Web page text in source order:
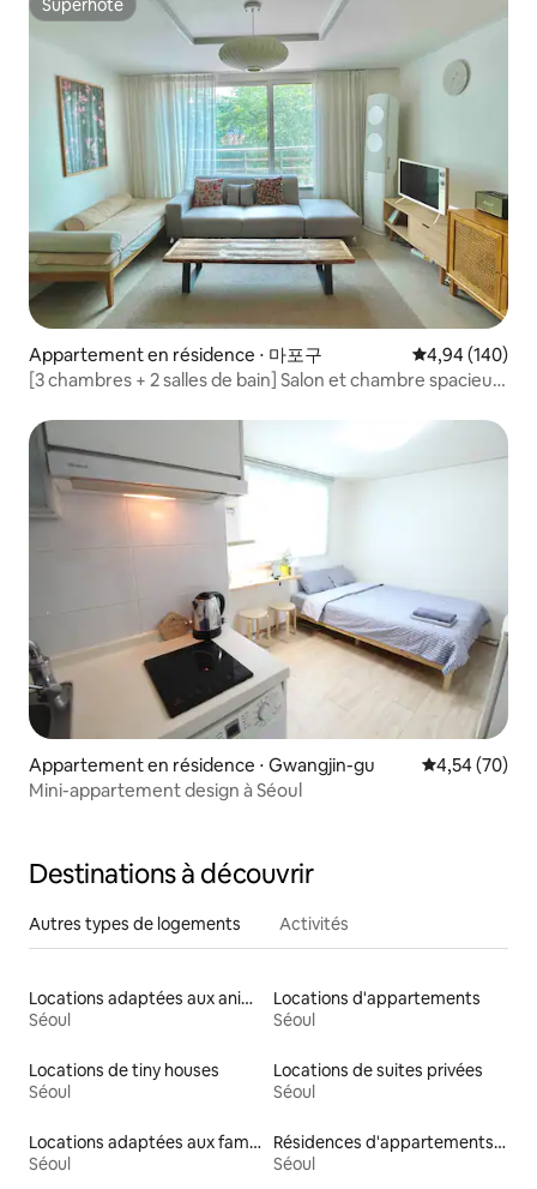
Superhôte
Superhôte
Appartement en résidence ⋅ 마포구 Évaluation
4,94 (140)
[3 chambres + 2 salles de bain] Salon et chambre spacieux,
fleuve Han
Appartement en résidence ⋅ Gwangjin-gu Évaluation
4,54 (70)
Mini-appartement design à Séoul
Destinations à découvrir
Autres types de logements Activités
Locations adaptées aux animaux
Séoul
Locations d'appartements
Séoul
Locations de tiny houses
Séoul
Locations de suites privées
Séoul
Locations adaptées aux familles
Séoul
Résidences d'appartements en location
Séoul